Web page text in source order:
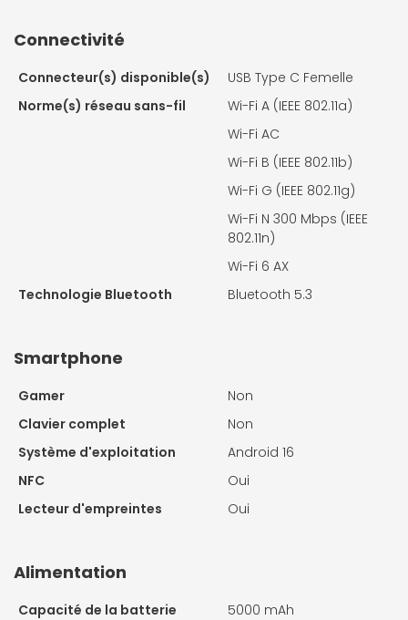
Connectivité
Connecteur(s) disponible(s)
USB Type C Femelle
Norme(s) réseau sans-fil
Wi-Fi A (IEEE 802.11a)
Wi-Fi AC
Wi-Fi B (IEEE 802.11b)
Wi-Fi G (IEEE 802.11g)
Wi-Fi N 300 Mbps (IEEE
802.11n)
Wi-Fi 6 AX
Technologie Bluetooth
Bluetooth 5.3
Smartphone
Gamer
Non
Clavier complet
Non
Système d'exploitation
Android 16
NFC
Oui
Lecteur d'empreintes
Oui
Alimentation
Capacité de la batterie
5000 mAh